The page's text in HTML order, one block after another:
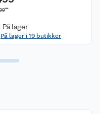
00
På lager
På lager i 19 butikker